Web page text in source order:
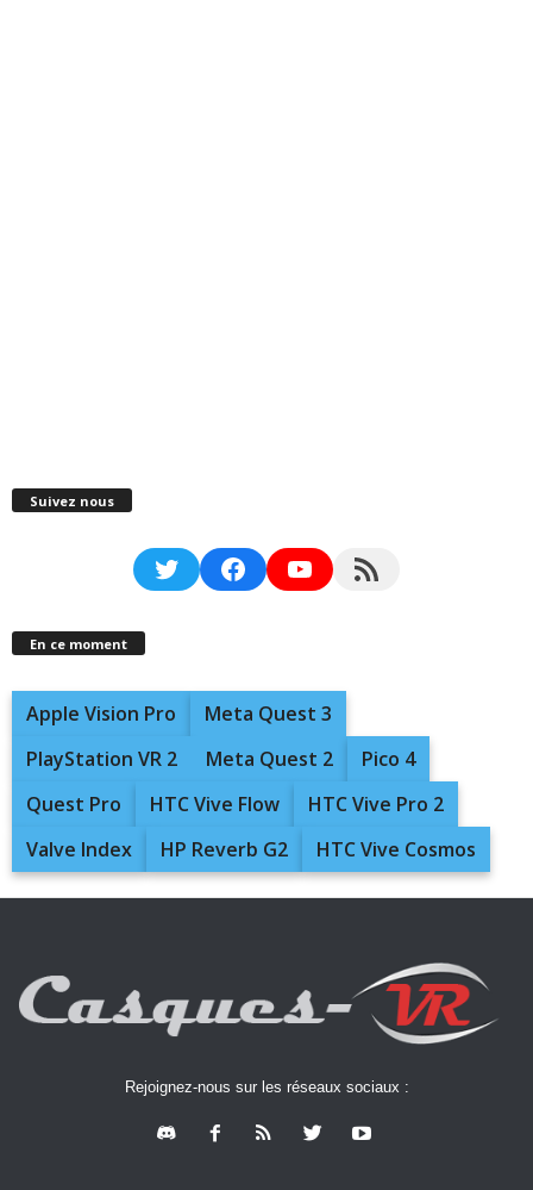
Suivez nous
TwitterFacebookYouTubeRSS Feed
En ce moment
Apple Vision Pro
Meta Quest 3
PlayStation VR 2
Meta Quest 2
Pico 4
Quest Pro
HTC Vive Flow
HTC Vive Pro 2
Valve Index
HP Reverb G2 HTC Vive Cosmos
Rejoignez-nous sur les réseaux sociaux :